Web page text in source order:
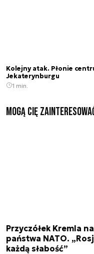
Kolejny atak. Płonie
Jekaterynburgu
1 min.
Mogą Cię
Przyczółek Kremla
państwa NATO.
każdą słabość”